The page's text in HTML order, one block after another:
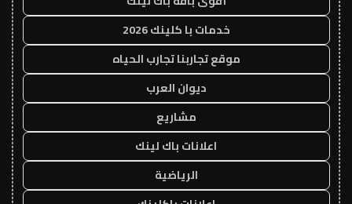
خدمات با كلينك 2026
موقع تجاربنا تجارب الحياه
ديوان العرب
مشاريع
اعلانات باك لينك
الرياضية